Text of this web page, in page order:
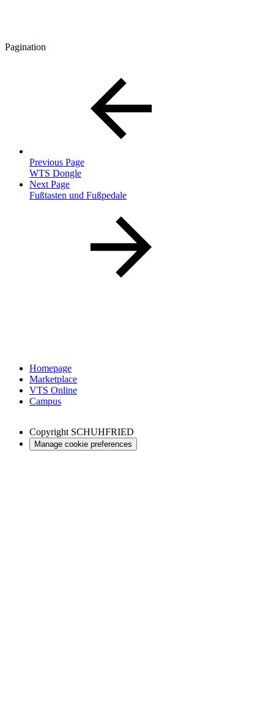
Pagination
Previous Page
WTS Dongle
Next Page
Fußtasten und Fußpedale
Homepage
Marketplace
VTS Online
Campus
Copyright SCHUHFRIED
Manage cookie preferences